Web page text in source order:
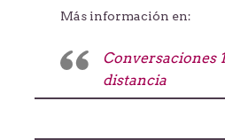
Más información en:
Conversaciones
distancia